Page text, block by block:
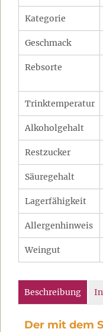
Kategorie
Geschmack
Rebsorte
Trinktemperatur
Alkoholgehalt
Restzucker
Säuregehalt
Lagerfähigkeit
Allergenhinweis
Weingut
Beschreibung
Der mit dem